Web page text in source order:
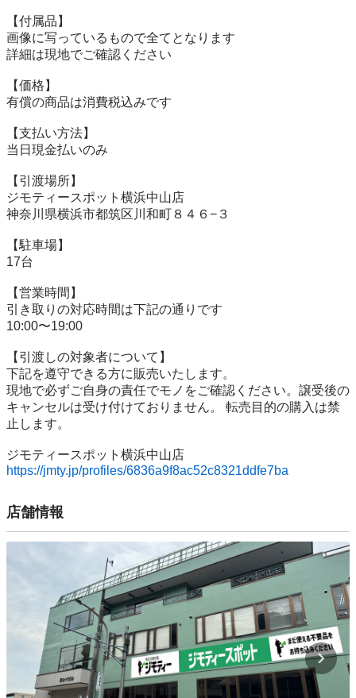
【付属品】
画像に写っているもので全てとなります
詳細は現地でご確認ください
【価格】
有償の商品は消費税込みです
【⽀払い⽅法】
当⽇現⾦払いのみ
【引渡場所】
ジモティースポット横浜中山店
神奈川県横浜市都筑区川和町８４６−３
【駐⾞場】
17台
【営業時間】
引き取りの対応時間は下記の通りです
10:00〜19:00
【引渡しの対象者について】
下記を遵守できる⽅に販売いたします。
現地で必ずご⾃⾝の責任でモノをご確認ください。譲受後の
キャンセルは受け付けておりません。 転売⽬的の購⼊は禁
⽌します。
https://jmty.jp/profiles/6836a9f8ac52c8321ddfe7ba
店舗情報